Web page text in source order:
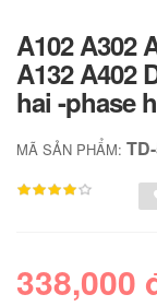
A102 A302
A132 A402
hai -phase
MÃ SẢN PHẨM:
338,000